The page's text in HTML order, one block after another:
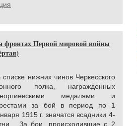
фронтах Первой мировой войны
списке нижних чинов Черкесского
полка, награжденных
медалями и
за бой в период по 1
1915 г. значатся всадники 4-
За бои, происходившие с 2